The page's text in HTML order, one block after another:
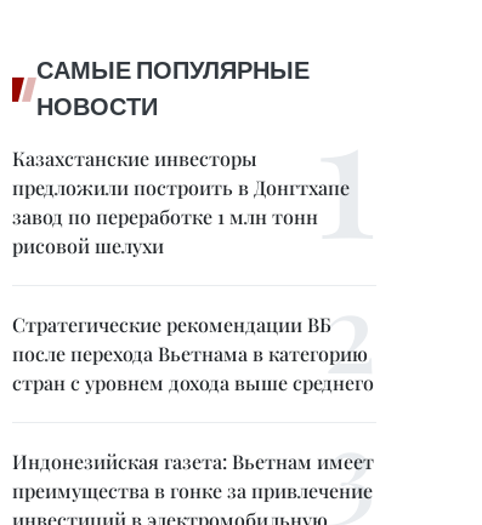
САМЫЕ ПОПУЛЯРНЫЕ
НОВОСТИ
Казахстанские инвесторы
предложили построить в Донгтхапе
завод по переработке 1 млн тонн
рисовой шелухи
Стратегические рекомендации ВБ
после перехода Вьетнама в категорию
стран с уровнем дохода выше среднего
Индонезийская газета: Вьетнам имеет
преимущества в гонке за привлечение
инвестиций в электромобильную